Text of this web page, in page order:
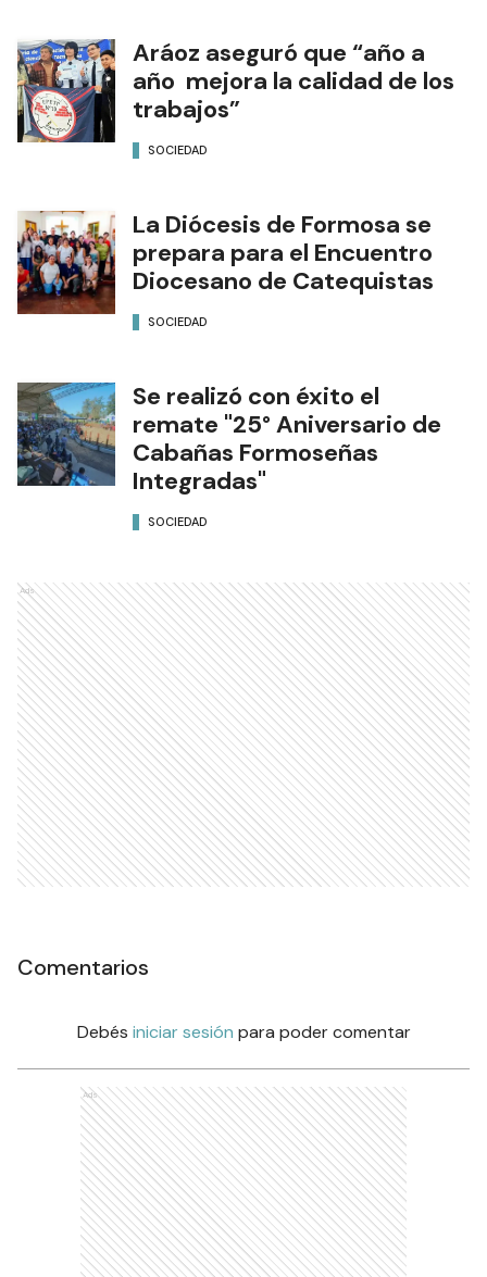
Aráoz aseguró que “año a
año mejora la calidad de los
trabajos”
SOCIEDAD
La Diócesis de Formosa se
prepara para el Encuentro
Diocesano de Catequistas
SOCIEDAD
Se realizó con éxito el
remate "25° Aniversario de
Cabañas Formoseñas
Integradas"
SOCIEDAD
Ads
Comentarios
Debés iniciar sesión para poder comentar
Ads